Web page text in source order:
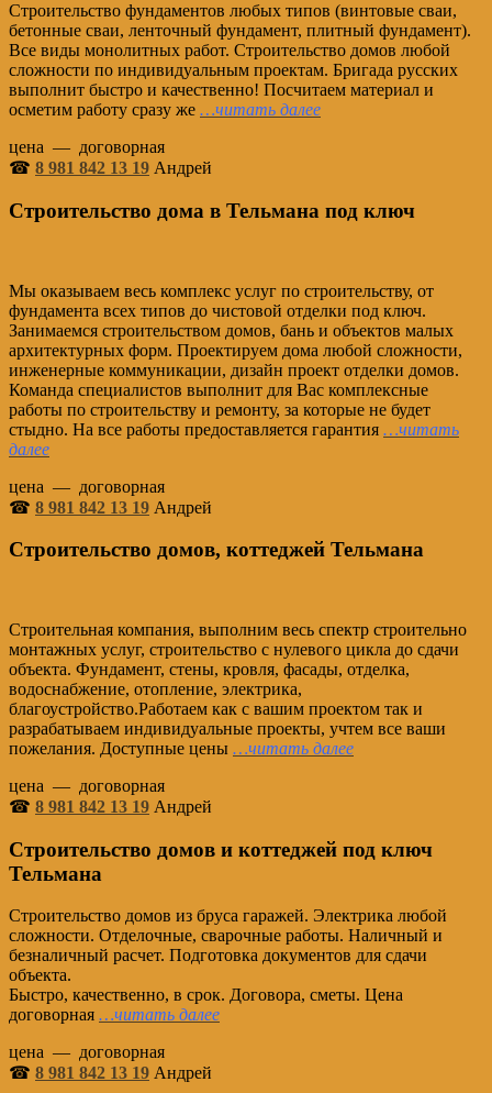
Строительство фундаментов любых типов (винтовые сваи,
бетонные сваи, ленточный фундамент, плитный фундамент).
Все виды монолитных работ. Строительство домов любой
сложности по индивидуальным проектам. Бригада русских
выполнит быстро и качественно! Посчитаем материал и
осметим работу сразу же …читать далее
цена — договорная
☎ 8 981 842 13 19 Андрей
Строительство дома в Тельмана под ключ
Мы оказываем весь комплекс услуг по строительству, от
фундамента всех типов до чистовой отделки под ключ.
Занимаемся строительством домов, бань и объектов малых
архитектурных форм. Проектируем дома любой сложности,
инженерные коммуникации, дизайн проект отделки домов.
Команда специалистов выполнит для Вас комплексные
работы по строительству и ремонту, за которые не будет
стыдно. На все работы предоставляется гарантия …читать
далее
цена — договорная
☎ 8 981 842 13 19 Андрей
Строительство домов, коттеджей Тельмана
Строительная компания, выполним весь спектр строительно
монтажных услуг, строительство с нулевого цикла до сдачи
объекта. Фундамент, стены, кровля, фасады, отделка,
водоснабжение, отопление, электрика,
благоустройство.Работаем как с вашим проектом так и
разрабатываем индивидуальные проекты, учтем все ваши
пожелания. Доступные цены …читать далее
цена — договорная
☎ 8 981 842 13 19 Андрей
Строительство домов и коттеджей под ключ
Тельмана
Строительство домов из бруса гаражей. Электрика любой
сложности. Отделочные, сварочные работы. Наличный и
безналичный расчет. Подготовка документов для сдачи
объекта.
Быстро, качественно, в срок. Договора, сметы. Цена
договорная …читать далее
цена — договорная
☎ 8 981 842 13 19 Андрей